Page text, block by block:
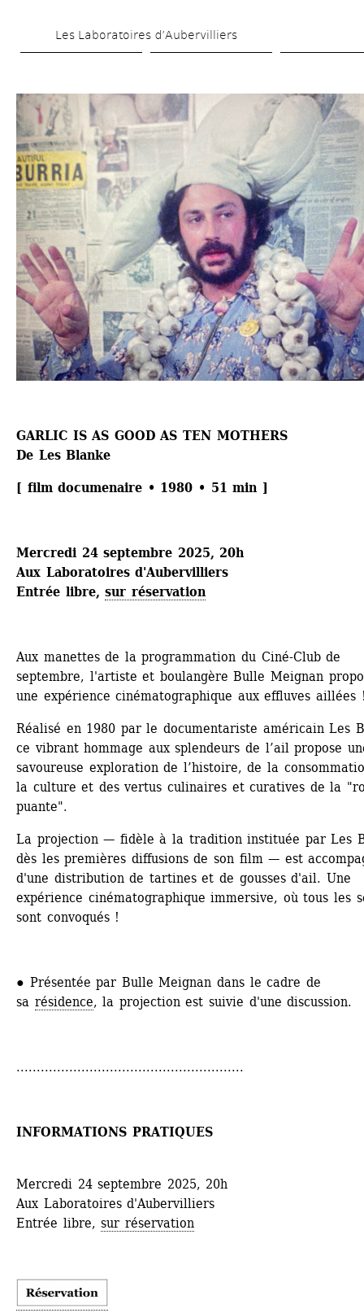
au
principal
Les Laboratoires d’Aubervilliers
GARLIC IS AS GOOD AS TEN MOTHERS
De Les Blanke
[ film documenaire • 1980 • 51 min ]
Mercredi 24 septembre 2025, 20h
Aux Laboratoires d'Aubervilliers
Entrée libre, sur réservation
Aux manettes de la programmation du Ciné-Club de
septembre, l'artiste et boulangère Bulle Meignan
une expérience cinématographique aux effluves aillées
Réalisé en 1980 par le documentariste américain Les
ce vibrant hommage aux splendeurs de l’ail propose
savoureuse exploration de l’histoire, de la
la culture et des vertus culinaires et curatives de la
puante".
La projection — fidèle à la tradition instituée par Les
dès les premières diffusions de son film — est
d'une distribution de tartines et de gousses d'ail. Une
expérience cinématographique immersive, où tous les
sont convoqués !
● Présentée par Bulle Meignan dans le cadre de
sa résidence, la projection est suivie d'une discussion.
........................................................
INFORMATIONS PRATIQUES
Mercredi 24 septembre 2025, 20h
Aux Laboratoires d'Aubervilliers
Entrée libre, sur réservation